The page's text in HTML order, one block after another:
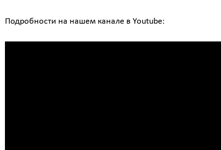
Подробности на нашем канале в Youtube: